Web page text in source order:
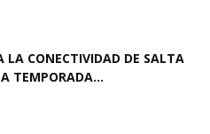
LA CONECTIVIDAD DE SALTA
TEMPORADA...